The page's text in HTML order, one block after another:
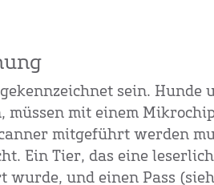
sein. Hunde
müssen mit einem
mitgeführt werden
Ein Tier, das eine
wurde, und einen Pass